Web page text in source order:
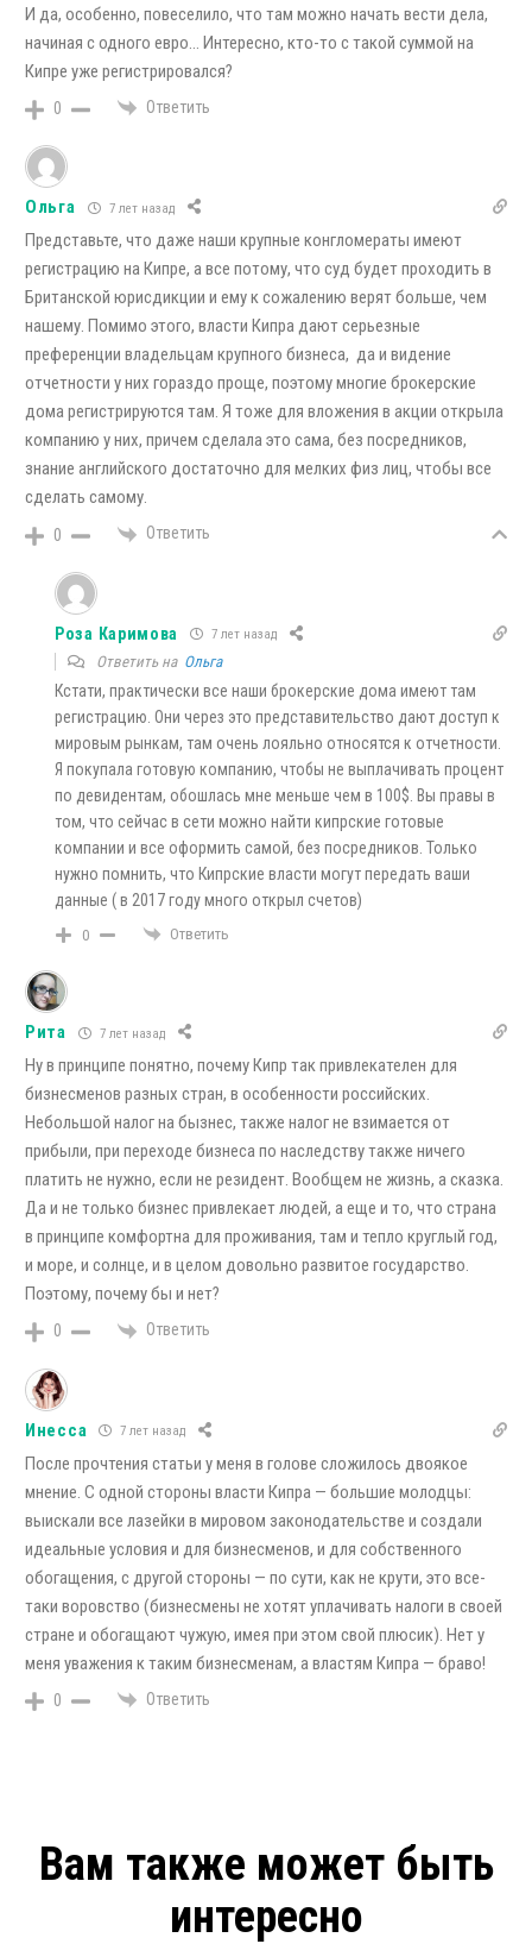
И да, особенно, повеселило, что там можно начать вести дела,
начиная с одного евро… Интересно, кто-то с такой суммой на
Кипре уже регистрировался?
0 Ответить
Ольга 7 лет назад
Представьте, что даже наши крупные конгломераты имеют
регистрацию на Кипре, а все потому, что суд будет проходить в
Британской юрисдикции и ему к сожалению верят больше, чем
нашему. Помимо этого, власти Кипра дают серьезные
преференции владельцам крупного бизнеса, да и видение
отчетности у них гораздо проще, поэтому многие брокерские
дома регистрируются там. Я тоже для вложения в акции открыла
компанию у них, причем сделала это сама, без посредников,
знание английского достаточно для мелких физ лиц, чтобы все
сделать самому.
0 Ответить
Роза Каримова 7 лет назад
Ответить на Ольга
Кстати, практически все наши брокерские дома имеют там
регистрацию. Они через это представительство дают доступ к
мировым рынкам, там очень лояльно относятся к отчетности.
Я покупала готовую компанию, чтобы не выплачивать процент
по девидентам, обошлась мне меньше чем в 100$. Вы правы в
том, что сейчас в сети можно найти кипрские готовые
компании и все оформить самой, без посредников. Только
нужно помнить, что Кипрские власти могут передать ваши
данные ( в 2017 году много открыл счетов)
0 Ответить
Рита 7 лет назад
Ну в принципе понятно, почему Кипр так привлекателен для
бизнесменов разных стран, в особенности российских.
Небольшой налог на бызнес, также налог не взимается от
прибыли, при переходе бизнеса по наследству также ничего
платить не нужно, если не резидент. Вообщем не жизнь, а сказка.
Да и не только бизнес привлекает людей, а еще и то, что страна
в принципе комфортна для проживания, там и тепло круглый год,
и море, и солнце, и в целом довольно развитое государство.
Поэтому, почему бы и нет?
0 Ответить
Инесса 7 лет назад
После прочтения статьи у меня в голове сложилось двоякое
мнение. С одной стороны власти Кипра — большие молодцы:
выискали все лазейки в мировом законодательстве и создали
идеальные условия и для бизнесменов, и для собственного
обогащения, с другой стороны — по сути, как не крути, это все-
таки воровство (бизнесмены не хотят уплачивать налоги в своей
стране и обогащают чужую, имея при этом свой плюсик). Нет у
меня уважения к таким бизнесменам, а властям Кипра — браво!
0 Ответить
Вам также может быть
интересно